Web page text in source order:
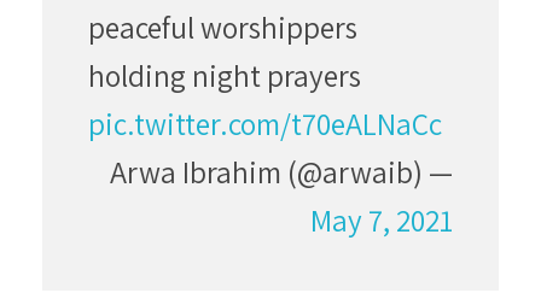
peaceful worshippers
holding night prayers
pic.twitter.com/t70eALNaCc
— Arwa Ibrahim (@arwaib)
May 7, 2021